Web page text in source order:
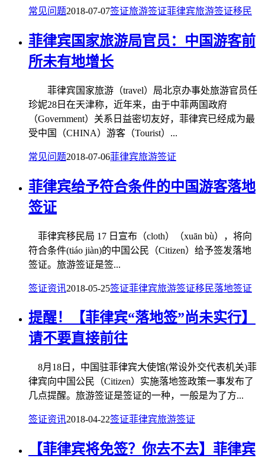
常见问题2018-07-07签证旅游签证菲律宾旅游签证移民
菲律宾国家旅游局官员：中国游客前
所未有地增长
菲律宾国家旅游（travel）局北京办事处旅游官员任
珍妮28日在天津称，近年来，由于中菲两国政府
（Government）关系日益密切友好，菲律宾已经成为最
受中国（CHINA）游客（Tourist）...
常见问题2018-07-06菲律宾旅游签证
菲律宾给予符合条件的中国游客落地
签证
菲律宾移民局 17 日宣布（cloth）（xuān bù），将向
符合条件(tiáo jiàn)的中国公民（Citizen）给予签发落地
签证。旅游签证是签...
签证资讯2018-05-25签证菲律宾旅游签证移民落地签证
提醒！【菲律宾“落地签”尚未实行】
请不要直接前往
8月18日，中国驻菲律宾大使馆(常设外交代表机关)菲
律宾向中国公民（Citizen）实施落地签政策一事发布了
几点提醒。旅游签证是签证的一种，一般是为了方...
签证资讯2018-04-22签证菲律宾旅游签证
【菲律宾将免签？你去不去】菲律宾